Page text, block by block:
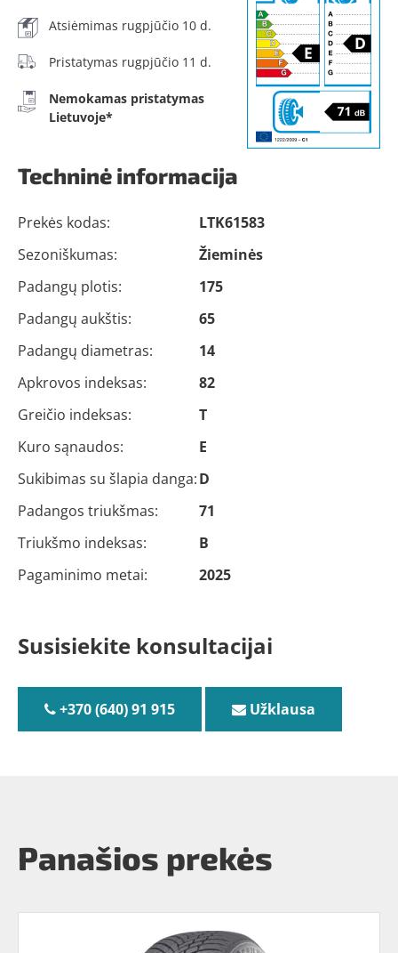
Atsiėmimas rugpjūčio 10 d.
Pristatymas rugpjūčio 11 d.
Nemokamas pristatymas
Lietuvoje*
Techninė informacija
Prekės kodas:
LTK61583
Sezoniškumas:
Žieminės
Padangų plotis:
175
Padangų aukštis:
65
Padangų diametras:
14
Apkrovos indeksas:
82
Greičio indeksas:
T
Kuro sąnaudos:
E
Sukibimas su šlapia danga:D
Padangos triukšmas:
71
Triukšmo indeksas:
B
Pagaminimo metai:
2025
Susisiekite konsultacijai
+370 (640) 91 915 Užklausa
Panašios prekės